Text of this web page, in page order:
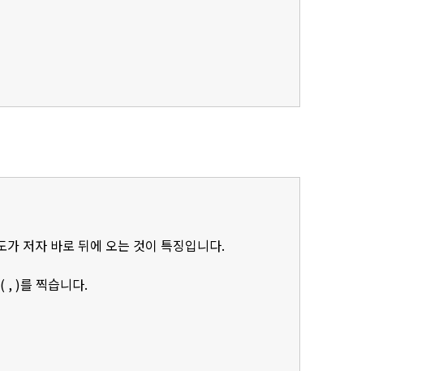
저자 바로 뒤에 오는 것이 특징입니다.
, )를 찍습니다.